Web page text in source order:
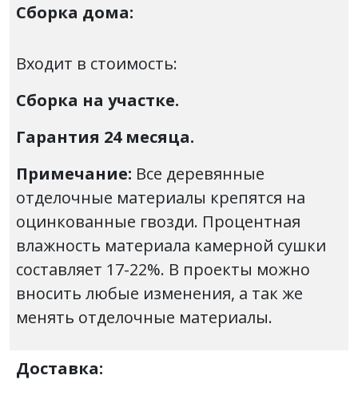
Сборка дома:
Входит в стоимость:
Сборка на участке.
Гарантия 24 месяца.
Примечание: Все деревянные
отделочные материалы крепятся на
оцинкованные гвозди. Процентная
влажность материала камерной сушки
составляет 17-22%. В проекты можно
вносить любые изменения, а так же
менять отделочные материалы.
Доставка: